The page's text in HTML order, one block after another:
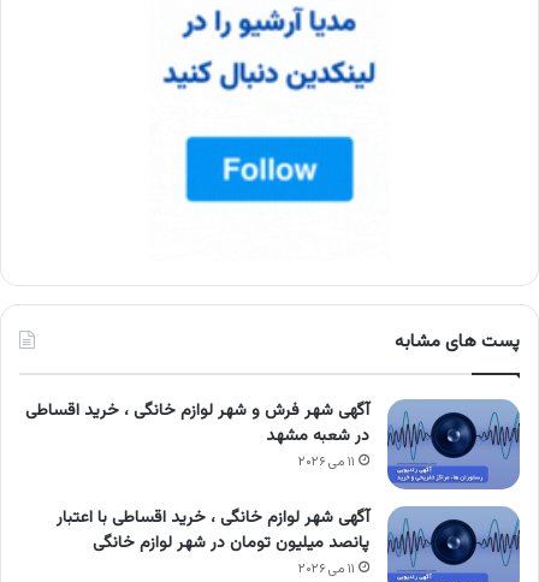
پست های مشابه
آگهی شهر فرش و شهر لوازم خانگی ، خرید اقساطی
در شعبه مشهد
۱۱ می ۲۰۲۶
آگهی شهر لوازم خانگی ، خرید اقساطی با اعتبار
پانصد میلیون تومان در شهر لوازم خانگی
۱۱ می ۲۰۲۶